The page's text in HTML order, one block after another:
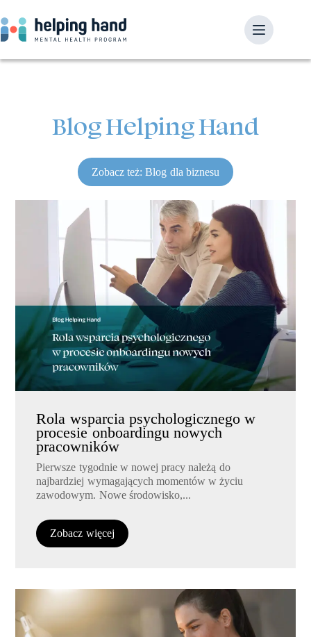
Blog Helping Hand
Zobacz też: Blog dla biznesu
Rola wsparcia psychologicznego w
procesie onboardingu nowych
pracowników
Pierwsze tygodnie w nowej pracy należą do
najbardziej wymagających momentów w życiu
zawodowym. Nowe środowisko,...
Zobacz więcej